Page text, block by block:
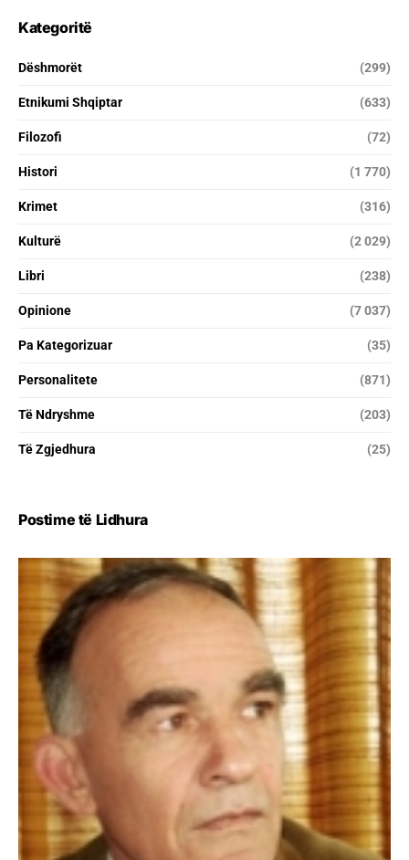
Kategoritë
Dëshmorët (299)
Etnikumi Shqiptar (633)
Filozofi (72)
Histori (1 770)
Krimet (316)
Kulturë (2 029)
Libri (238)
Opinione (7 037)
Pa Kategorizuar (35)
Personalitete (871)
Të Ndryshme (203)
Të Zgjedhura (25)
Postime të Lidhura